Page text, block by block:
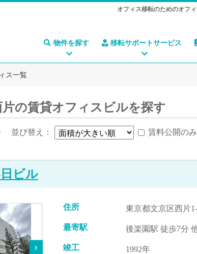
オフィス移転のためのオフ
物件を探す 移転サポートサービス
ス一覧
片の賃貸オフィスビルを探す
並び替え： 賃料公開のみ
ビル
住所 東京都文京区西片
最寄駅 後楽園駅 徒歩7分
竣工 1992年